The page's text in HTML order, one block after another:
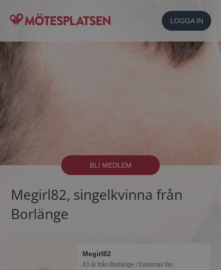
LOGGA IN
BLI MEDLEM
Megirl82, singelkvinna från
Borlänge
Megirl82
43 år från Borlänge i Dalarnas län